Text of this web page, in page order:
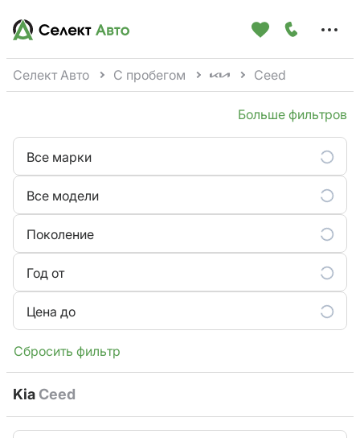
Селект Авто С пробегом Ceed
Больше фильтров
Все марки
Все модели
Поколение
Год от
Цена до
Сбросить фильтр
Kia Ceed